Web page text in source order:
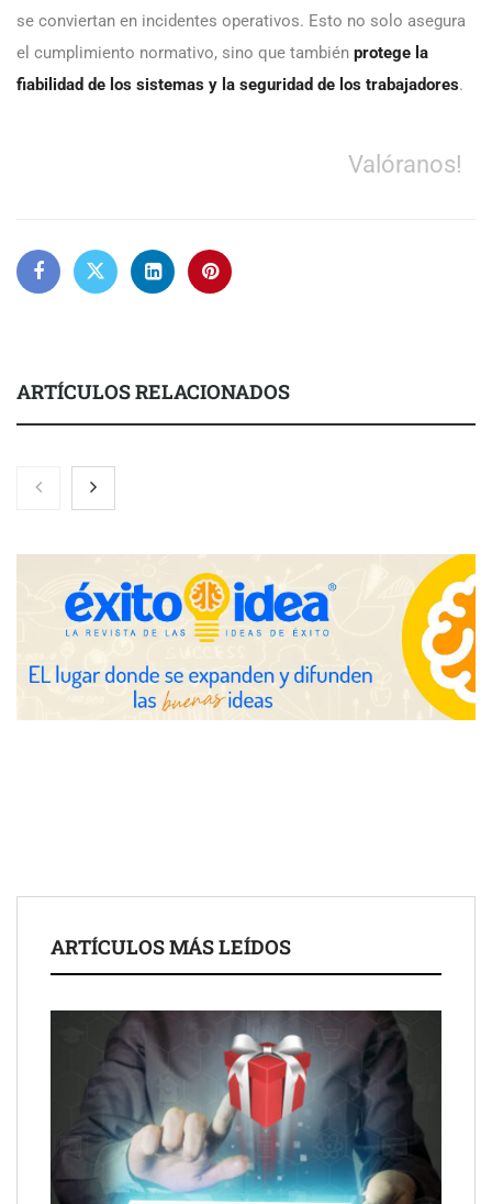
se conviertan en incidentes operativos. Esto no solo asegura
el cumplimiento normativo, sino que también protege la
fiabilidad de los sistemas y la seguridad de los trabajadores.
Valóranos!
ARTÍCULOS RELACIONADOS
El 82% de empresas industriales no encuentra personal
disponible: 100.000€ para formar nuevos profesionales
Nicols presenta seis modelos de anillos de compromiso para el
eclipse solar del 12 de agosto
avanzadas para trading estratégico
ARTÍCULOS MÁS LEÍDOS